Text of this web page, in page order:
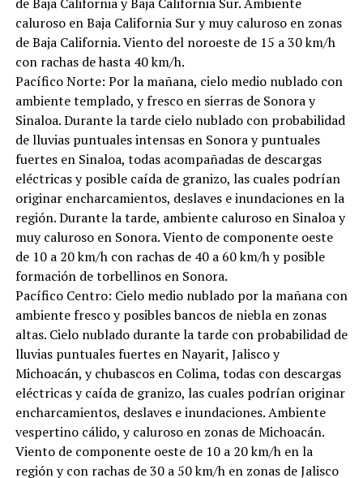
caluroso en Baja California Sur y muy caluroso en zonas
de Baja California. Viento del noroeste de 15 a 30 km/h
con rachas de hasta 40 km/h.
Pacífico Norte: Por la mañana, cielo medio nublado con
ambiente templado, y fresco en sierras de Sonora y
Sinaloa. Durante la tarde cielo nublado con probabilidad
de lluvias puntuales intensas en Sonora y puntuales
fuertes en Sinaloa, todas acompañadas de descargas
eléctricas y posible caída de granizo, las cuales podrían
originar encharcamientos, deslaves e inundaciones en la
región. Durante la tarde, ambiente caluroso en Sinaloa y
muy caluroso en Sonora. Viento de componente oeste
de 10 a 20 km/h con rachas de 40 a 60 km/h y posible
formación de torbellinos en Sonora.
Pacífico Centro: Cielo medio nublado por la mañana con
ambiente fresco y posibles bancos de niebla en zonas
altas. Cielo nublado durante la tarde con probabilidad de
lluvias puntuales fuertes en Nayarit, Jalisco y
Michoacán, y chubascos en Colima, todas con descargas
eléctricas y caída de granizo, las cuales podrían originar
encharcamientos, deslaves e inundaciones. Ambiente
vespertino cálido, y caluroso en zonas de Michoacán.
Viento de componente oeste de 10 a 20 km/h en la
región y con rachas de 30 a 50 km/h en zonas de Jalisco